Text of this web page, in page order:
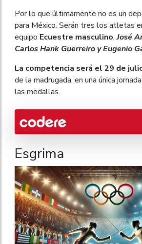
Por lo que últimamente no es un
para México. Serán tres los atletas
equipo Ecuestre masculino,José
Carlos Hank Guerreiro y Eugenio
La competencia será el 29 de
de la madrugada, en una única
las medallas.
Esgrima